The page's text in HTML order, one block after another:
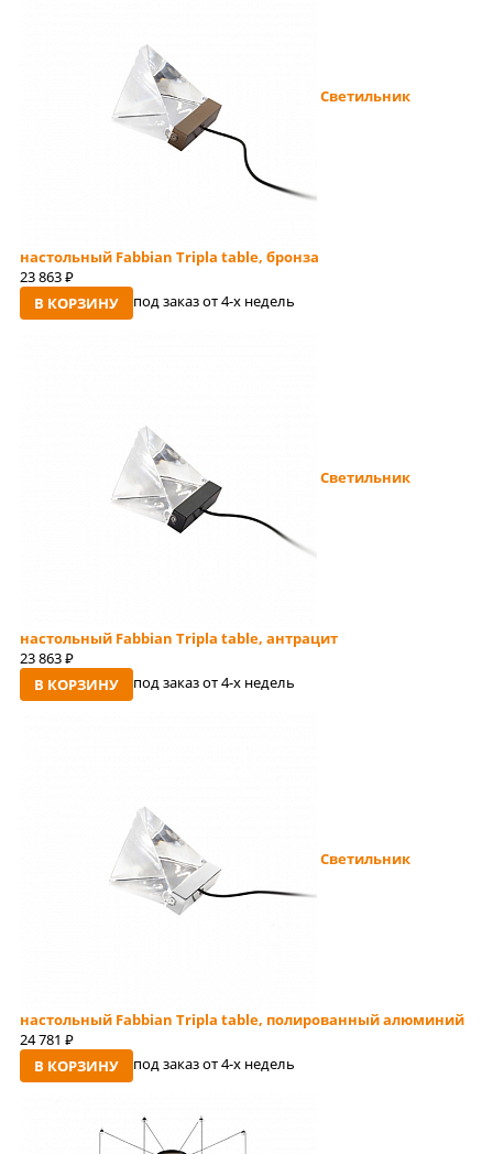
Светильник
настольный Fabbian Tripla table, бронза
23 863 руб
В КОРЗИНУ под заказ от 4-x недель
Светильник
настольный Fabbian Tripla table, антрацит
23 863 руб
В КОРЗИНУ под заказ от 4-x недель
Светильник
настольный Fabbian Tripla table, полированный алюминий
24 781 руб
В КОРЗИНУ под заказ от 4-x недель